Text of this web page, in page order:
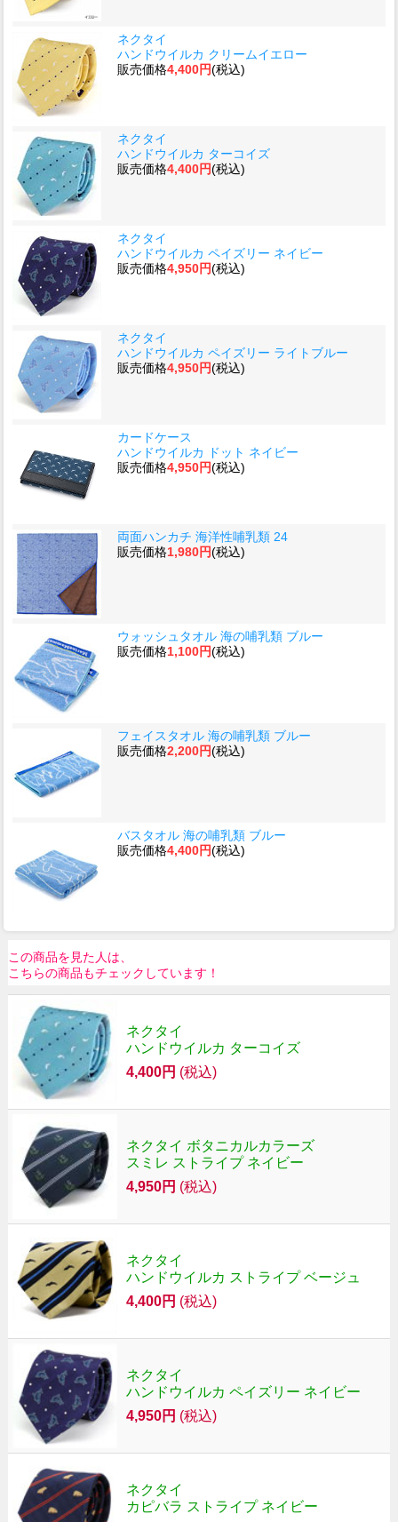
ネクタイ
ハンドウイルカ クリームイエロー
販売価格4,400円(税込)
ネクタイ
ハンドウイルカ ターコイズ
販売価格4,400円(税込)
ネクタイ
ハンドウイルカ ペイズリー ネイビー
販売価格4,950円(税込)
ネクタイ
ハンドウイルカ ペイズリー ライトブルー
販売価格4,950円(税込)
カードケース
ハンドウイルカ ドット ネイビー
販売価格4,950円(税込)
両面ハンカチ 海洋性哺乳類 24
販売価格1,980円(税込)
ウォッシュタオル 海の哺乳類 ブルー
販売価格1,100円(税込)
フェイスタオル 海の哺乳類 ブルー
販売価格2,200円(税込)
バスタオル 海の哺乳類 ブルー
販売価格4,400円(税込)
この商品を見た人は、
こちらの商品もチェックしています！
ネクタイ
ハンドウイルカ ターコイズ
4,400円 (税込)
ネクタイ ボタニカルカラーズ
スミレ ストライプ ネイビー
4,950円 (税込)
ネクタイ
ハンドウイルカ ストライプ ベージュ
4,400円 (税込)
ネクタイ
ハンドウイルカ ペイズリー ネイビー
4,950円 (税込)
ネクタイ
カピバラ ストライプ ネイビー